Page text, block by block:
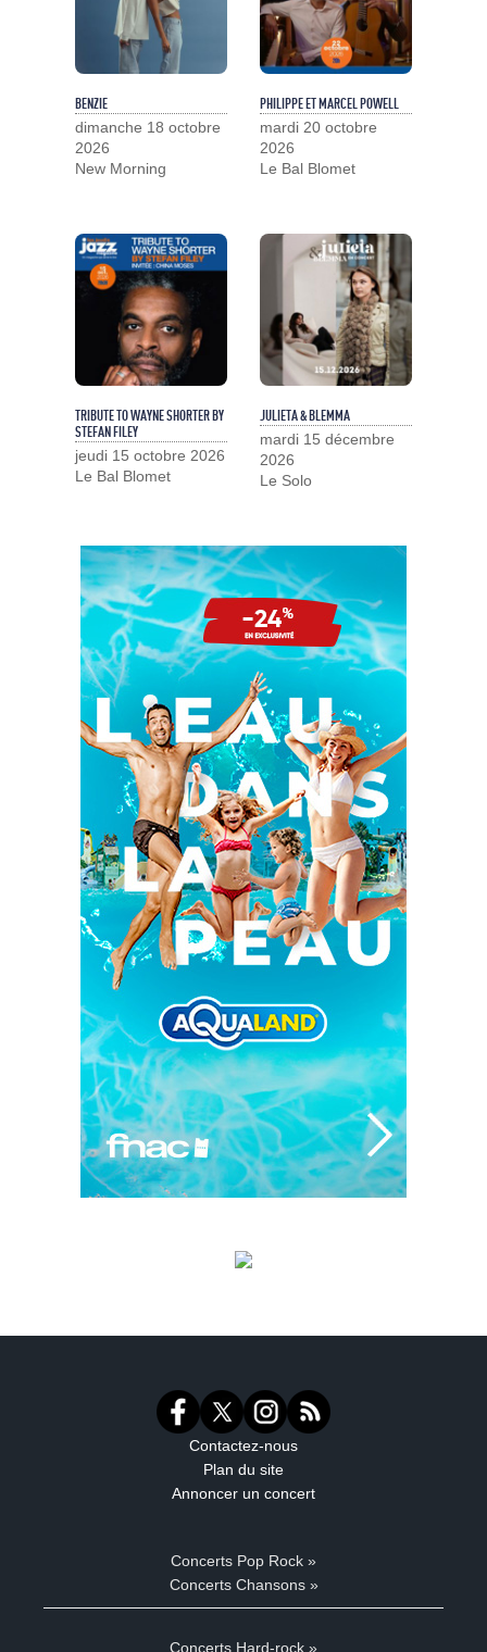
BENZIE
dimanche 18 octobre
2026
New Morning
PHILIPPE ET MARCEL POWELL
mardi 20 octobre
2026
Le Bal Blomet
TRIBUTE TO WAYNE SHORTER BY
STEFAN FILEY
jeudi 15 octobre 2026
Le Bal Blomet
JULIETA & BLEMMA
mardi 15 décembre
2026
Le Solo
Contactez-nous
Plan du site
Annoncer un concert
Concerts Pop Rock »
Concerts Chansons »
Concerts Hard-rock »